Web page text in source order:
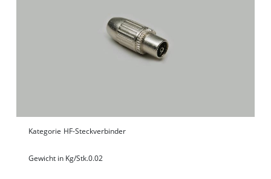
Kategorie HF-Steckverbinder
Gewicht in Kg/Stk.0.02